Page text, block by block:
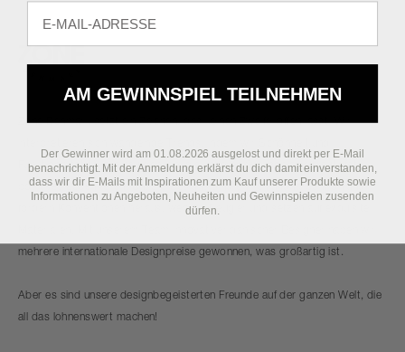
Zone Denmark setzt ein Zeichen, das keinen Zweifel offen lässt. Wir
Funktionalität für alle neu denken, die unseren Glauben an ein zutiefst
positives Leben teilen. Unsere Designs sind ehrlich und farbenfroh und
fordern Konventionen heraus, wecken Neugier und setzen auf exquisite
mehrere internationale Designpreise gewonnen, was großartig ist.
Aber es sind unsere designbegeisterten Freunde auf der ganzen Welt, die
all das lohnenswert machen!
AM GEWINNSPIEL TEILNEHMEN
Der Gewinner wird am 01.08.2026 ausgelost und direkt per E-Mail
benachrichtigt. Mit der Anmeldung erklärst du dich damit einverstanden,
dass wir dir E-Mails mit Inspirationen zum Kauf unserer Produkte sowie
Informationen zu Angeboten, Neuheiten und Gewinnspielen zusenden
dürfen.